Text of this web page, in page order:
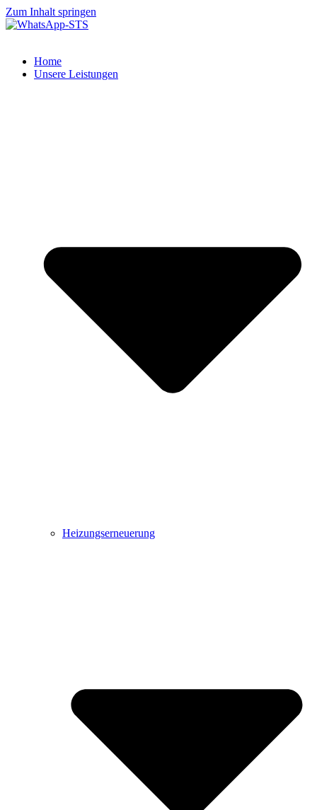
Zum Inhalt springen
Home
Unsere Leistungen
Heizungserneuerung